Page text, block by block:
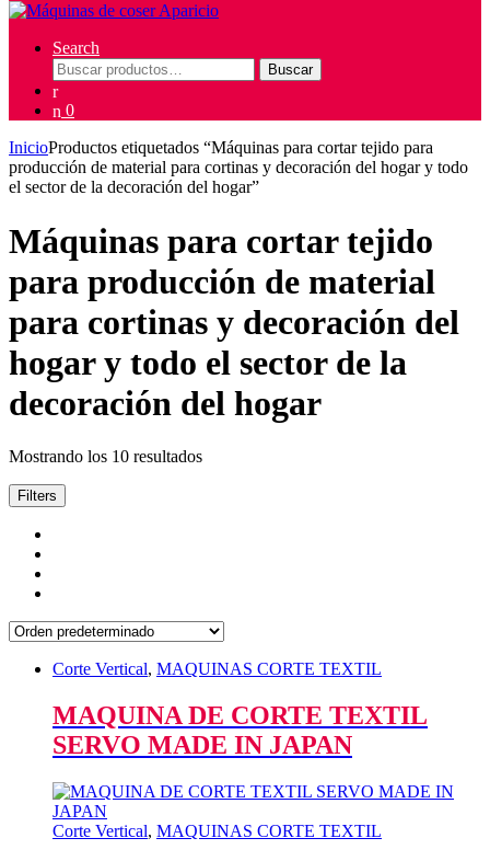
Search
Buscar
por:
Buscar
0
InicioProductos etiquetados “Máquinas para cortar tejido para
producción de material para cortinas y decoración del hogar y todo
el sector de la decoración del hogar”
Máquinas para cortar tejido
para producción de material
para cortinas y decoración del
hogar y todo el sector de la
decoración del hogar
Mostrando los 10 resultados
Filters
Corte Vertical, MAQUINAS CORTE TEXTIL
MAQUINA DE CORTE TEXTIL
SERVO MADE IN JAPAN
Corte Vertical, MAQUINAS CORTE TEXTIL